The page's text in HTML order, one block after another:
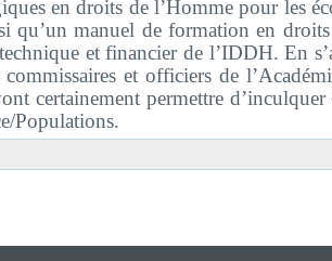
en droits de l’Homme pour les
qu’un manuel de formation en
et financier de l’IDDH. En
et officiers de
certainement permettre
Populations.